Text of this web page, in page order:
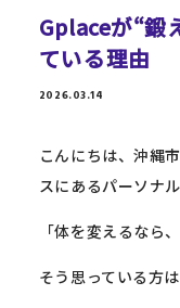
Gplaceが“鍛
ている理由
2026.03.14
こんにちは、沖縄
スにあるパーソナ
「体を変えるなら
そう思っている方